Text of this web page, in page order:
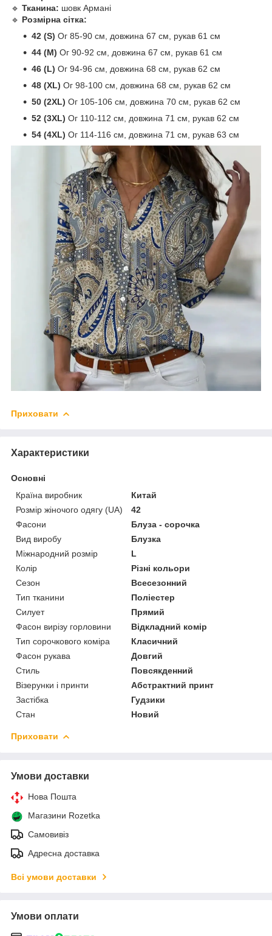
🔹 Тканина: шовк Армані
🔹 Розмірна сітка:
42 (S) Ог 85-90 см, довжина 67 см, рукав 61 см
44 (M) Ог 90-92 см, довжина 67 см, рукав 61 см
46 (L) Ог 94-96 см, довжина 68 см, рукав 62 см
48 (XL) Ог 98-100 см, довжина 68 см, рукав 62 см
50 (2XL) Ог 105-106 см, довжина 70 см, рукав 62 см
52 (3XL) Ог 110-112 см, довжина 71 см, рукав 62 см
54 (4XL) Ог 114-116 см, довжина 71 см, рукав 63 см
Приховати
Характеристики
Основні
Країна виробник
Китай
Розмір жіночого одягу (UA)
42
Фасони
Блуза - сорочка
Вид виробу
Блузка
Міжнародний розмір
L
Колір
Різні кольори
Сезон
Всесезонний
Тип тканини
Поліестер
Силует
Прямий
Фасон вирізу горловини
Відкладний комір
Тип сорочкового коміра
Класичний
Фасон рукава
Довгий
Стиль
Повсякденний
Візерунки і принти
Абстрактний принт
Застібка
Гудзики
Стан
Новий
Приховати
Умови доставки
Нова Пошта
Магазини Rozetka
Самовивіз
Адресна доставка
Всі умови доставки
Умови оплати